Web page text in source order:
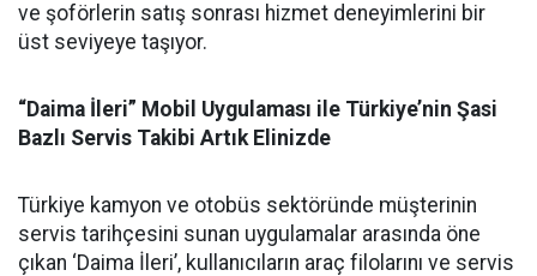
ve şoförlerin satış sonrası hizmet deneyimlerini bir
üst seviyeye taşıyor.
“Daima İleri” Mobil Uygulaması ile Türkiye’nin Şasi
Bazlı Servis Takibi Artık Elinizde
Türkiye kamyon ve otobüs sektöründe müşterinin
servis tarihçesini sunan uygulamalar arasında öne
çıkan ‘Daima İleri’, kullanıcıların araç filolarını ve servis